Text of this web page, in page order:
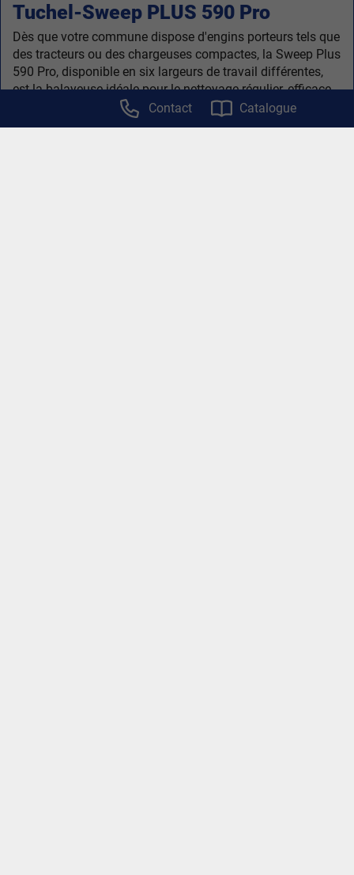
Tuchel-Sweep PLUS 590 Pro
Dès que votre commune dispose d'engins porteurs tels que
des tracteurs ou des chargeuses compactes, la Sweep Plus
590 Pro, disponible en six largeurs de travail différentes,
est la balayeuse idéale pour le nettoyage régulier, efficace,
en profondeur et confortable des grandes surfaces et des
chemins, des cours d'école ou des places de votre
Contact Catalogue